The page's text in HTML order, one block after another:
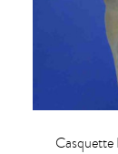

Casquette